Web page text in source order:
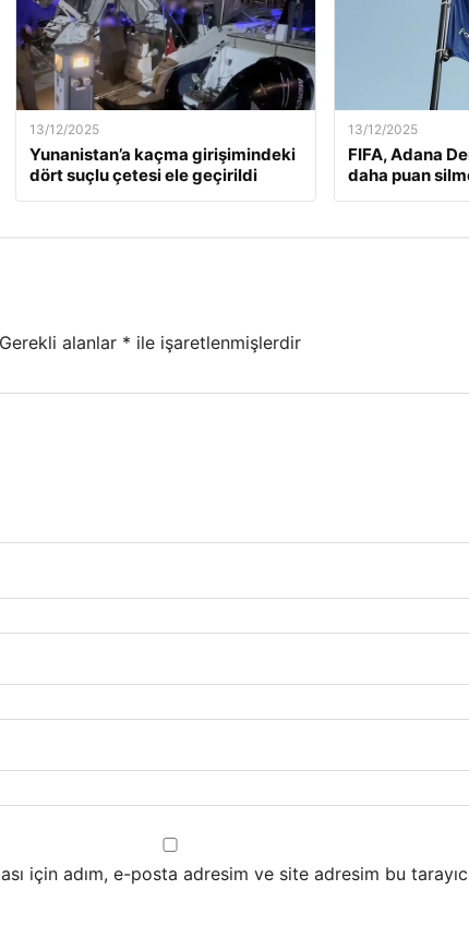
13/12/2025
Yunanistan’a kaçma girişimindeki
dört suçlu çetesi ele geçirildi
13/12/2025
FIFA, Adana
daha puan
Gerekli alanlar * ile işaretlenmişlerdir
için adım, e-posta adresim ve site adresim bu